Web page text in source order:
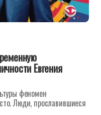
Евгения
феномен
Люди, прославившиеся